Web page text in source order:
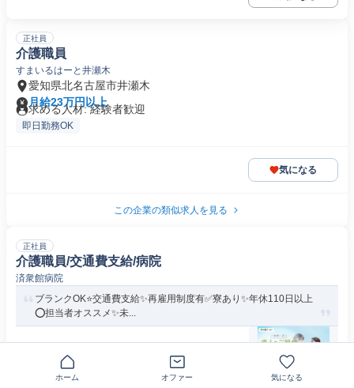
正社員
介護職員
すまいるはーと井瀬木
愛知県北名古屋市井瀬木
月給23万円以上
求める人材: 経験者歓迎
即日勤務OK
気になる
この企業の類似求人を見る
正社員
介護職員/交通費支給/病院
済衆館病院
ブランクOK⭐️交通費支給✨再雇用制度有✅️寮あり✨年休110日以上
⭕️担当者オススメ✨未...
愛知県北名古屋市鹿田
月給18万5000円～19万5000円
【応募資格】 介護福祉士/介護職・ヘルパー/初任者研修（ヘル
ホーム オファー 気になる